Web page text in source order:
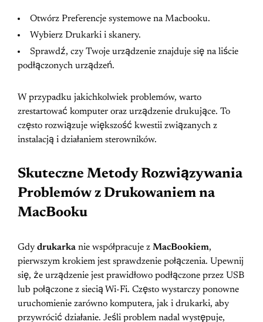
Otwórz Preferencje systemowe na Macbooku.
Wybierz Drukarki i skanery.
Sprawdź, czy Twoje urządzenie znajduje się na liście
podłączonych urządzeń.
W przypadku jakichkolwiek problemów, warto
zrestartować komputer oraz urządzenie drukujące. To
często rozwiązuje większość kwestii związanych z
instalacją i działaniem sterowników.
Skuteczne Metody Rozwiązywania
Problemów z Drukowaniem na
MacBooku
Gdy drukarka nie współpracuje z MacBookiem,
pierwszym krokiem jest sprawdzenie połączenia. Upewnij
się, że urządzenie jest prawidłowo podłączone przez USB
lub połączone z siecią Wi-Fi. Często wystarczy ponowne
uruchomienie zarówno komputera, jak i drukarki, aby
przywrócić działanie. Jeśli problem nadal występuje,